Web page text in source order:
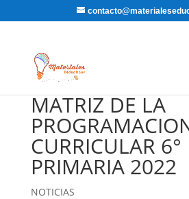
MATRIZ DE LA
CURRICULAR 6°
PRIMARIA 2022
NOTICIAS